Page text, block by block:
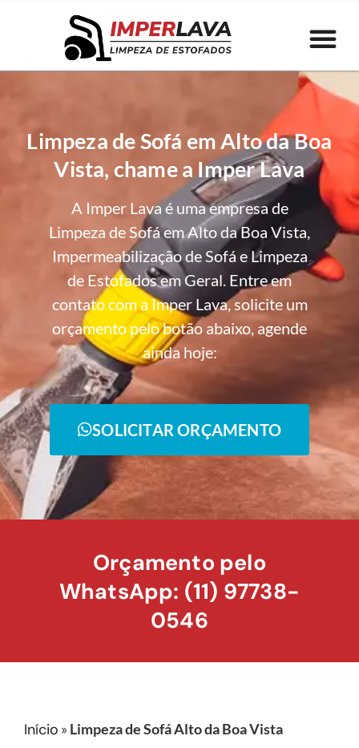
Limpeza de Sofá em Alto da Boa
Vista, chame a Imper Lava
A Imper Lava é uma empresa de
Limpeza de Sofá em Alto da Boa Vista,
Impermeabilização de Sofá e Limpeza
de Estofados em Geral. Entre em
contato com a Imper Lava, solicite um
orçamento pelo botão abaixo, agende
ainda hoje:
SOLICITAR ORÇAMENTO
Orçamento pelo
WhatsApp: (11) 97738-
0546
Início » Limpeza de Sofá Alto da Boa Vista